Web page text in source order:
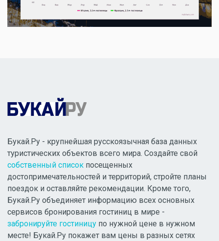
Букай.Ру - крупнейшая русскоязычная база данных
туристических объектов всего мира. Создайте свой
собственный список посещенных
достопримечательностей и территорий, стройте планы
поездок и оставляйте рекомендации. Кроме того,
Букай.Ру объединяет информацию всех основных
сервисов бронирования гостиниц в мире -
забронируйте гостиницу по нужной цене в нужном
месте! Букай.Ру покажет вам цены в разных сетях